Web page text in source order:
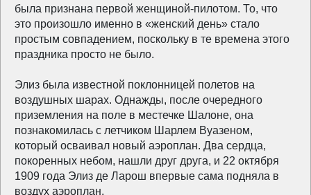
была признана первой женщиной-пилотом. То, что
это произошло именно в «женский день» стало
простым совпадением, поскольку в те времена этого
праздника просто не было.
Элиз была известной поклонницей полетов на
воздушных шарах. Однажды, после очередного
приземления на поле в местечке Шалоне, она
познакомилась с летчиком Шарлем Вуазеном,
который осваивал новый аэроплан. Два сердца,
покоренных небом, нашли друг друга, и 22 октября
1909 года Элиз де Ларош впервые сама подняла в
воздух аэроплан.